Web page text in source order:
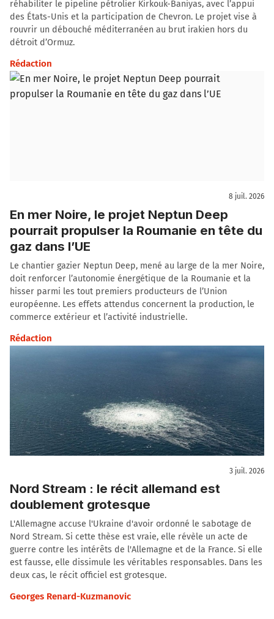
réhabiliter le pipeline pétrolier Kirkouk-Baniyas, avec l’appui
des États-Unis et la participation de Chevron. Le projet vise à
rouvrir un débouché méditerranéen au brut irakien hors du
détroit d’Ormuz.
Rédaction
8 juil. 2026
En mer Noire, le projet Neptun Deep
pourrait propulser la Roumanie en tête du
gaz dans l’UE
Le chantier gazier Neptun Deep, mené au large de la mer Noire,
doit renforcer l’autonomie énergétique de la Roumanie et la
hisser parmi les tout premiers producteurs de l’Union
européenne. Les effets attendus concernent la production, le
commerce extérieur et l’activité industrielle.
Rédaction
3 juil. 2026
Nord Stream : le récit allemand est
doublement grotesque
L'Allemagne accuse l'Ukraine d'avoir ordonné le sabotage de
Nord Stream. Si cette thèse est vraie, elle révèle un acte de
guerre contre les intérêts de l'Allemagne et de la France. Si elle
est fausse, elle dissimule les véritables responsables. Dans les
deux cas, le récit officiel est grotesque.
Georges Renard-Kuzmanovic